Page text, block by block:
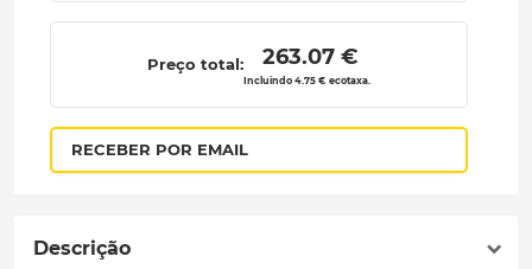
Preço total: 263.07 €
Incluindo 4.75 € ecotaxa.
RECEBER POR EMAIL
Descrição